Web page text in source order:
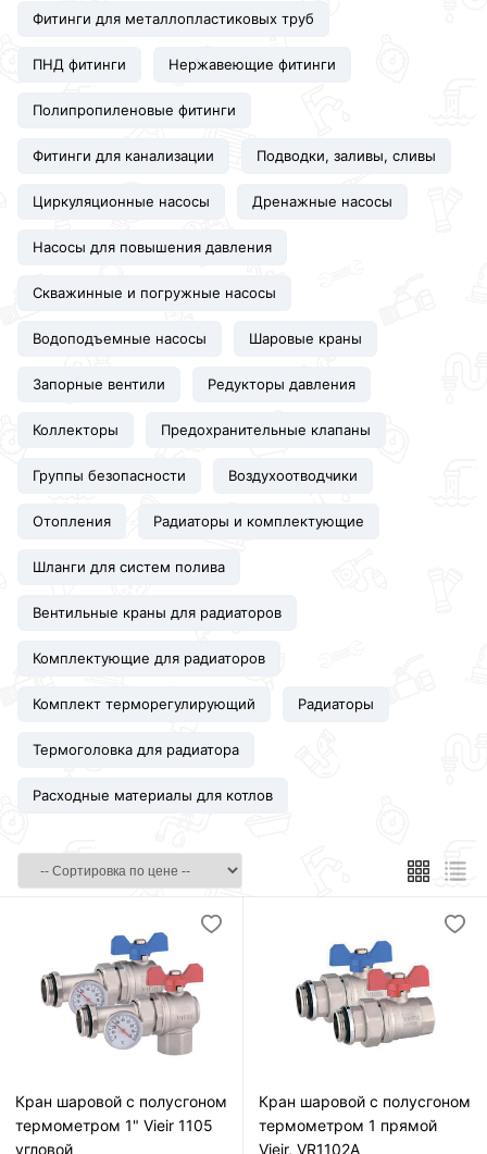
Фитинги для металлопластиковых труб
ПНД фитинги Нержавеющие фитинги
Полипропиленовые фитинги
Фитинги для канализации Подводки, заливы, сливы
Циркуляционные насосы Дренажные насосы
Насосы для повышения давления
Скважинные и погружные насосы
Водоподъемные насосы Шаровые краны
Запорные вентили Редукторы давления
Коллекторы Предохранительные клапаны
Группы безопасности Воздухоотводчики
Отопления Радиаторы и комплектующие
Шланги для систем полива
Вентильные краны для радиаторов
Комплектующие для радиаторов
Комплект терморегулирующий Радиаторы
Термоголовка для радиатора
Расходные материалы для котлов
Кран шаровой с полусгоном
термометром 1" Vieir 1105
угловой
Кран шаровой с полусгоном
термометром 1 прямой
Vieir, VR1102A